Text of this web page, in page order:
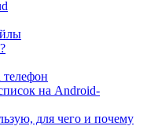
телефон
на Android-
для чего и почему